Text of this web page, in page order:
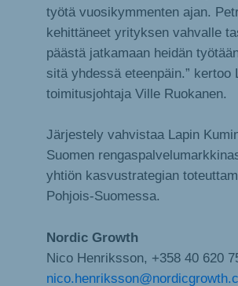
työtä vuosikymmenten ajan.
kehittäneet yrityksen vahvalle
päästä jatkamaan heidän
sitä yhdessä eteenpäin.” kertoo
toimitusjohtaja Ville Ruokanen.
Järjestely vahvistaa Lapin
Suomen
yhtiön kasvustrategian
Pohjois-Suomessa.
Nordic Growth
Nico Henriksson, +358 40 620